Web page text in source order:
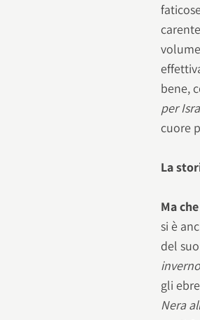
bene,
per
cuore
La
Ma
si è
del
gli
Nera